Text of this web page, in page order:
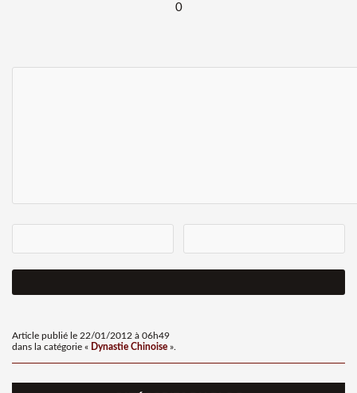
0
Article publié le 22/01/2012 à 06h49
dans la catégorie « Dynastie Chinoise ».